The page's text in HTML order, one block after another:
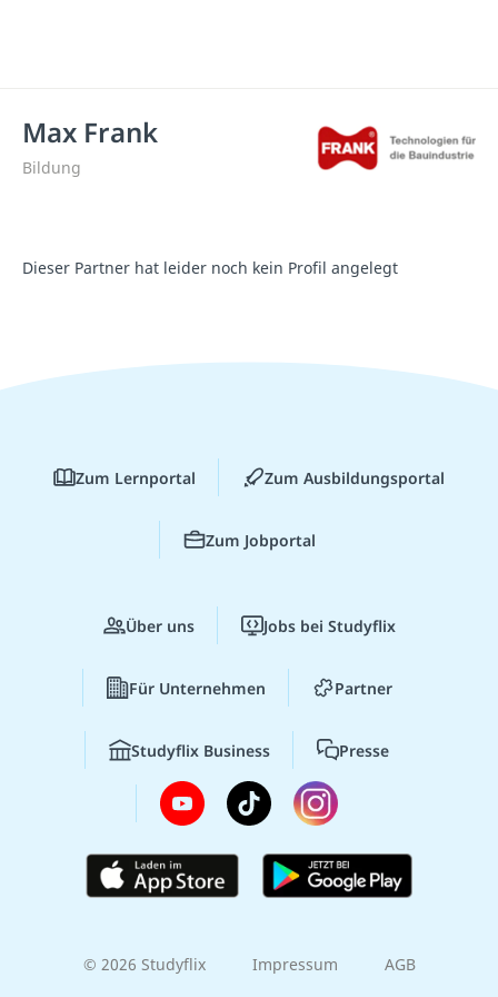
Max Frank
Bildung
Dieser Partner hat leider noch kein Profil angelegt
Zum Lernportal Zum Ausbildungsportal
Zum Jobportal
Über uns Jobs bei Studyflix
Für Unternehmen Partner
Studyflix Business Presse
© 2026 Studyflix Impressum AGB